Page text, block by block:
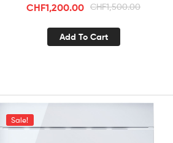
CHF1,500.00
CHF1,200.00
Add To Cart
Sale!